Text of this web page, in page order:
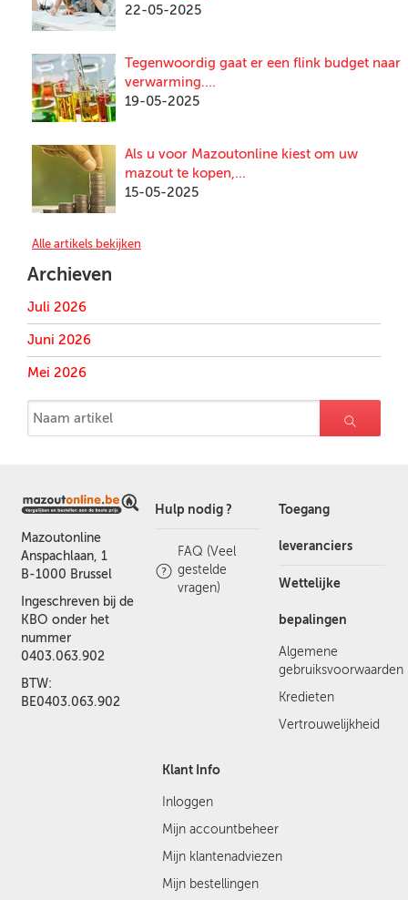
22-05-2025
Tegenwoordig gaat er een flink budget naar
verwarming....
19-05-2025
Als u voor Mazoutonline kiest om uw
mazout te kopen,...
15-05-2025
Alle artikels bekijken
Archieven
Juli 2026
Juni 2026
Mei 2026
Mazoutonline
Anspachlaan, 1
B-1000 Brussel
Ingeschreven bij de
KBO onder het
nummer
0403.063.902
BTW:
BE0403.063.902
Hulp nodig ?
FAQ (Veel
gestelde
vragen)
Toegang
leveranciers
Wettelijke
bepalingen
Algemene
gebruiksvoorwaarden
Kredieten
Vertrouwelijkheid
Klant Info
Inloggen
Mijn accountbeheer
Mijn klantenadviezen
Mijn bestellingen